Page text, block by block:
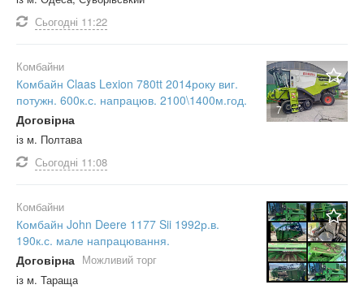
Сьогодні 11:22
7
Комбайни
Комбайн Claas Lexion 780tt 2014року виг.
потужн. 600к.с. напрацюв. 2100\1400м.год.
Договірна
із м. Полтава
Сьогодні 11:08
Комбайни
Комбайн John Deere 1177 Sii 1992р.в.
190к.с. мале напрацювання.
Договірна Можливий торг
із м. Тараща